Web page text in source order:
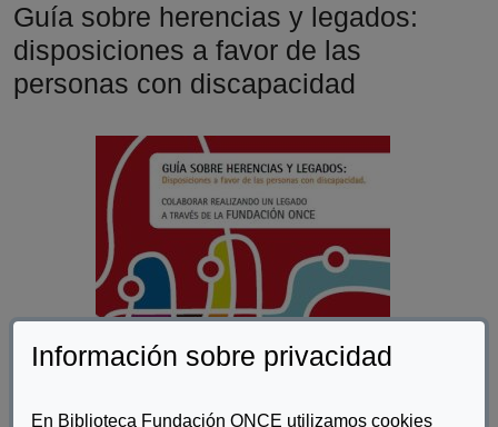
Información sobre privacidad
En Biblioteca Fundación ONCE utilizamos cookies
Guía sobre herencias y legados:
disposiciones a favor de las
personas con discapacidad